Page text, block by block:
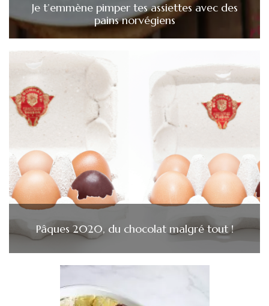
Je t’emmène pimper tes assiettes avec des
pains norvégiens
Pâques 2020, du chocolat malgré tout !